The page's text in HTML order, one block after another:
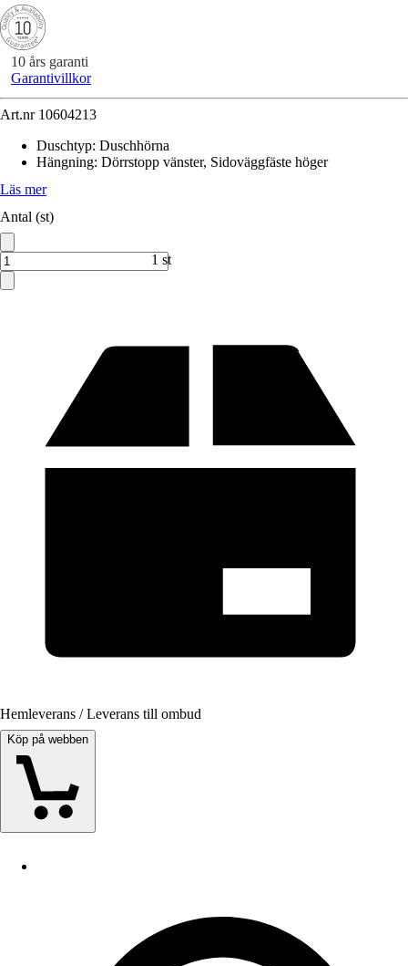
10 års garanti
Garantivillkor
Art.nr 10604213
Duschtyp: Duschhörna
Hängning: Dörrstopp vänster, Sidoväggfäste höger
Läs mer
Antal (st)
1 st
Hemleverans / Leverans till ombud
Köp på webben